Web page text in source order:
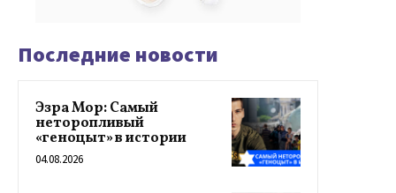
Последние новости
Эзра Мор: Самый
неторопливый
«геноцыт» в истории
04.08.2026